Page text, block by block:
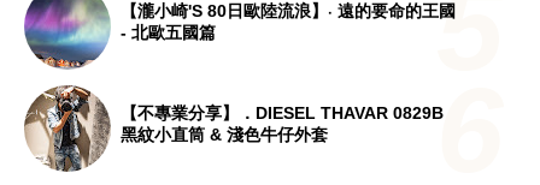
【瀧小崎's 80日歐陸流浪】‧ 遠的要命的王國
- 北歐五國篇
【不專業分享】．DIESEL THAVAR 0829B
黑紋小直筒 & 淺色牛仔外套